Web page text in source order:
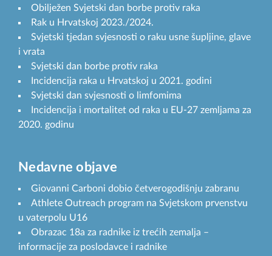
Obilježen Svjetski dan borbe protiv raka
Rak u Hrvatskoj 2023./2024.
Svjetski tjedan svjesnosti o raku usne šupljine, glave
i vrata
Svjetski dan borbe protiv raka
Incidencija raka u Hrvatskoj u 2021. godini
Svjetski dan svjesnosti o limfomima
Incidencija i mortalitet od raka u EU-27 zemljama za
2020. godinu
Nedavne objave
Giovanni Carboni dobio četverogodišnju zabranu
Athlete Outreach program na Svjetskom prvenstvu
u vaterpolu U16
Obrazac 18a za radnike iz trećih zemalja –
informacije za poslodavce i radnike